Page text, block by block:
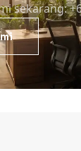
sekarang: